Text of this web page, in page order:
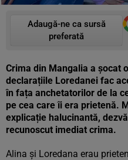
Adaugă-ne ca sursă
preferată
Crima din Mangalia a șocat
declarațiile Loredanei fac
în fața anchetatorilor de la
pe cea care îi era prietenă.
explicație halucinantă,
recunoscut imediat crima.
Alina și Loredana erau